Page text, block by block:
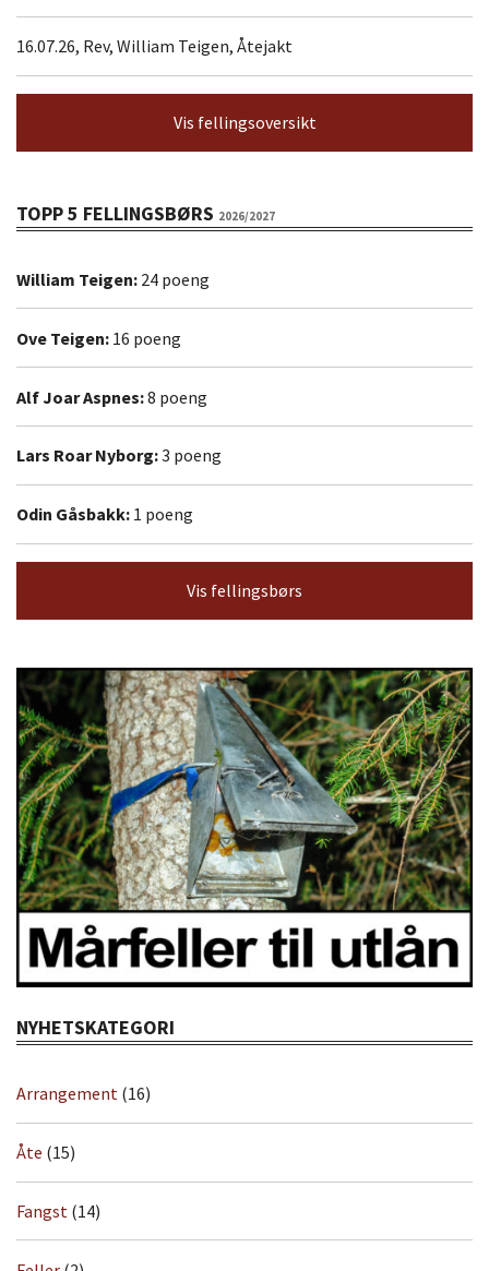
16.07.26, Rev, William Teigen, Åtejakt
Vis fellingsoversikt
TOPP 5 FELLINGSBØRS 2026/2027
William Teigen: 24 poeng
Ove Teigen: 16 poeng
Alf Joar Aspnes:8 poeng
Lars Roar Nyborg:3 poeng
Odin Gåsbakk: 1 poeng
Vis fellingsbørs
NYHETSKATEGORI
Arrangement (16)
Åte (15)
Fangst (14)